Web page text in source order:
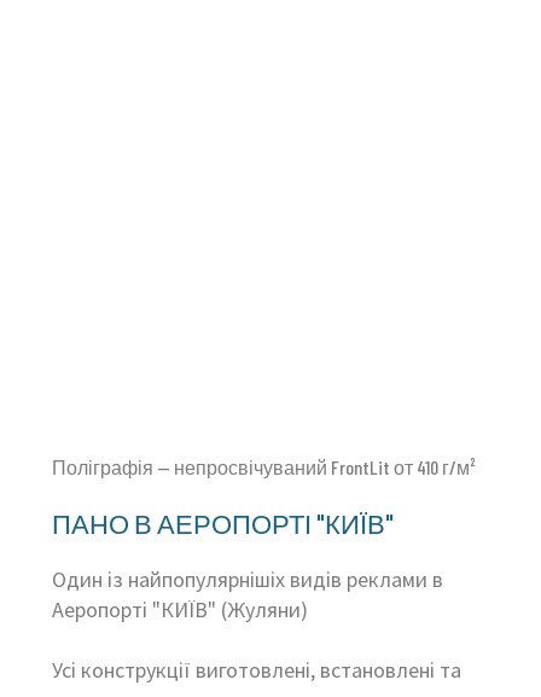
Поліграфія — непросвічуваний FrontLit от 410 г/м²
ПАНО В АЕРОПОРТІ "КИЇВ"
Один із найпопулярнішіх видів реклами в
Аеропорті "КИЇВ" (Жуляни)
Усі конструкції виготовлені, встановлені та